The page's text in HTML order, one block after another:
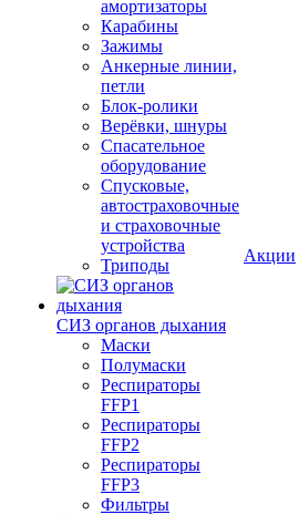
амортизаторы
Карабины
Зажимы
Анкерные линии,
петли
Блок-ролики
Верёвки, шнуры
Спасательное
оборудование
Спусковые,
автостраховочные
и страховочные
устройства
Триподы
СИЗ органов дыхания
Маски
Полумаски
Респираторы
FFP1
Респираторы
FFP2
Респираторы
FFP3
Фильтры
Акции